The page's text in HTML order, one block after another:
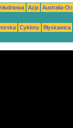
Azja
Australia-
Cyklony
Błyskawica